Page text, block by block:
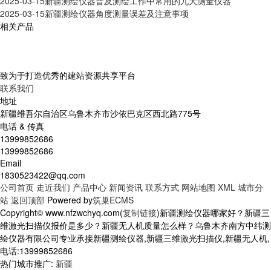
2025-03-15新疆测绘仪器角度测量误差及注意事项
相关产品
致为于打造优秀的建站资源共享平台
联系我们
地址
新疆维吾尔自治区乌鲁木齐市沙依巴克区西北路775号
电话 & 传真
13999852686
13999852686
Email
1830523422@qq.com
公司首页 走近我们 产品中心 新闻资讯 联系方式 网站地图 XML 城市分
站 返回顶部 Powered by筑巢ECMS
Copyright© www.nfzwchyq.com(复制链接)新疆测绘仪器哪家好？新疆三
维激光扫描仪报价是多少？新疆无人机质量怎么样？乌鲁木齐南方中纬测
绘仪器有限公司专业承接新疆测绘仪器,新疆三维激光扫描仪,新疆无人机,
电话:13999852686
热门城市推广: 新疆